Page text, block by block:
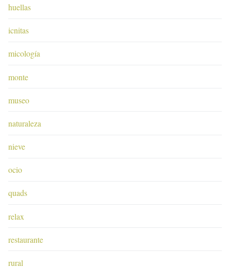
huellas
icnitas
micología
monte
museo
naturaleza
nieve
ocio
quads
relax
restaurante
rural